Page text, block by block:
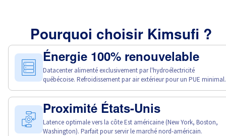
Pourquoi choisir Kimsufi ?
Énergie 100% renouvelable
Datacenter alimenté exclusivement par l'hydroélectricité
québécoise. Refroidissement par air extérieur pour un PUE minimal.
Proximité États-Unis
Latence optimale vers la côte Est américaine (New York, Boston,
Washington). Parfait pour servir le marché nord-américain.